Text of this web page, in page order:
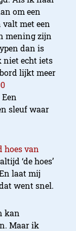
om een
met een
mening zijn
dan is
echt iets
lijkt meer
sleuf waar
hoes van
‘de hoes’
laat mij
went snel.
kan
Maar ik